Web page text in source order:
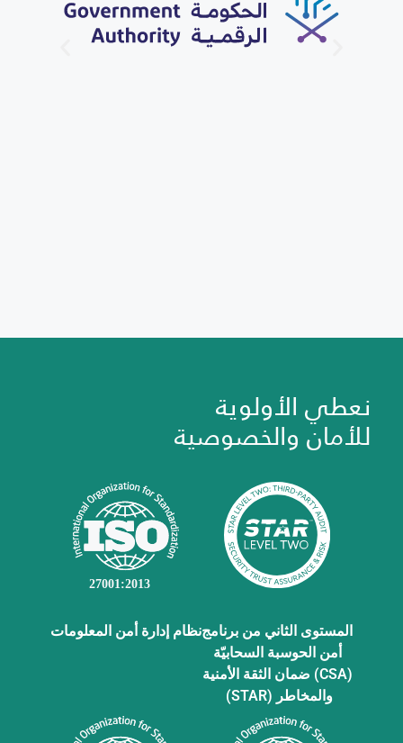
نعطي الأولوية
للأمان والخصوصية
المستوى الثاني من برنامج
أمن الحوسبة السحابيّة
(CSA) ضمان الثقة الأمنية
والمخاطر (STAR)
نظام إدارة أمن المعلومات